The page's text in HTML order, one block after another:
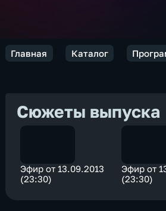
Главная Каталог
Сюжеты выпуска
Эфир от 13.09.2013
(23:30)
Эфир от
(23:30)